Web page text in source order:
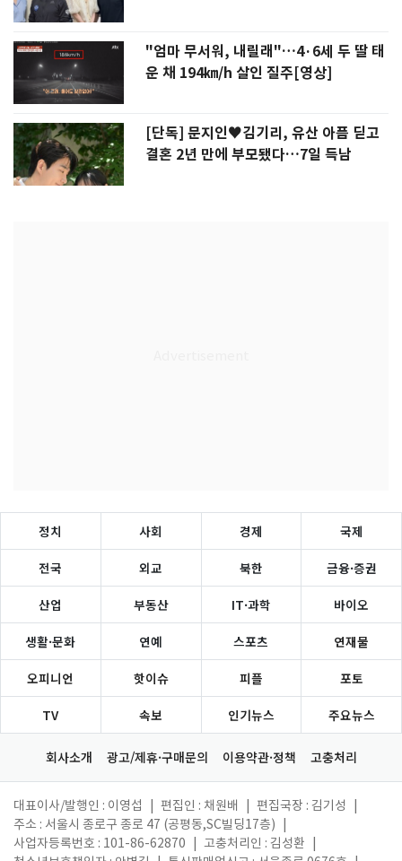
"엄마 무서워, 내릴래"…4·6세 두 딸 태
운 채 194㎞/h 살인 질주[영상]
[단독] 문지인♥김기리, 유산 아픔 딛고
결혼 2년 만에 부모됐다…7일 득남
정치 사회 경제 국제
전국 외교 북한 금융·증권
산업 부동산 IT·과학 바이오
생활·문화 연예 스포츠 연재물
오피니언 핫이슈 피플 포토
TV 속보 인기뉴스 주요뉴스
회사소개 광고/제휴·구매문의 이용약관·정책 고충처리
대표이사/발행인 : 이영섭 편집인 : 채원배 편집국장 : 김기성
주소 : 서울시 종로구 종로 47 (공평동,SC빌딩17층)
사업자등록번호 : 101-86-62870
고충처리인 : 김성환